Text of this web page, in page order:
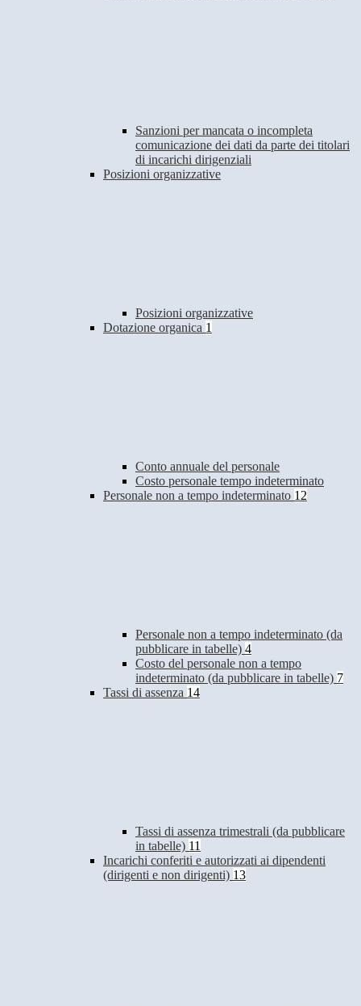
Sanzioni per mancata o incompleta
comunicazione dei dati da parte dei titolari
di incarichi dirigenziali
Posizioni organizzative
Posizioni organizzative
Dotazione organica 1
Conto annuale del personale
Costo personale tempo indeterminato
Personale non a tempo indeterminato 12
Personale non a tempo indeterminato (da
pubblicare in tabelle) 4
Costo del personale non a tempo
indeterminato (da pubblicare in tabelle) 7
Tassi di assenza 14
Tassi di assenza trimestrali (da pubblicare
in tabelle) 11
Incarichi conferiti e autorizzati ai dipendenti
(dirigenti e non dirigenti) 13